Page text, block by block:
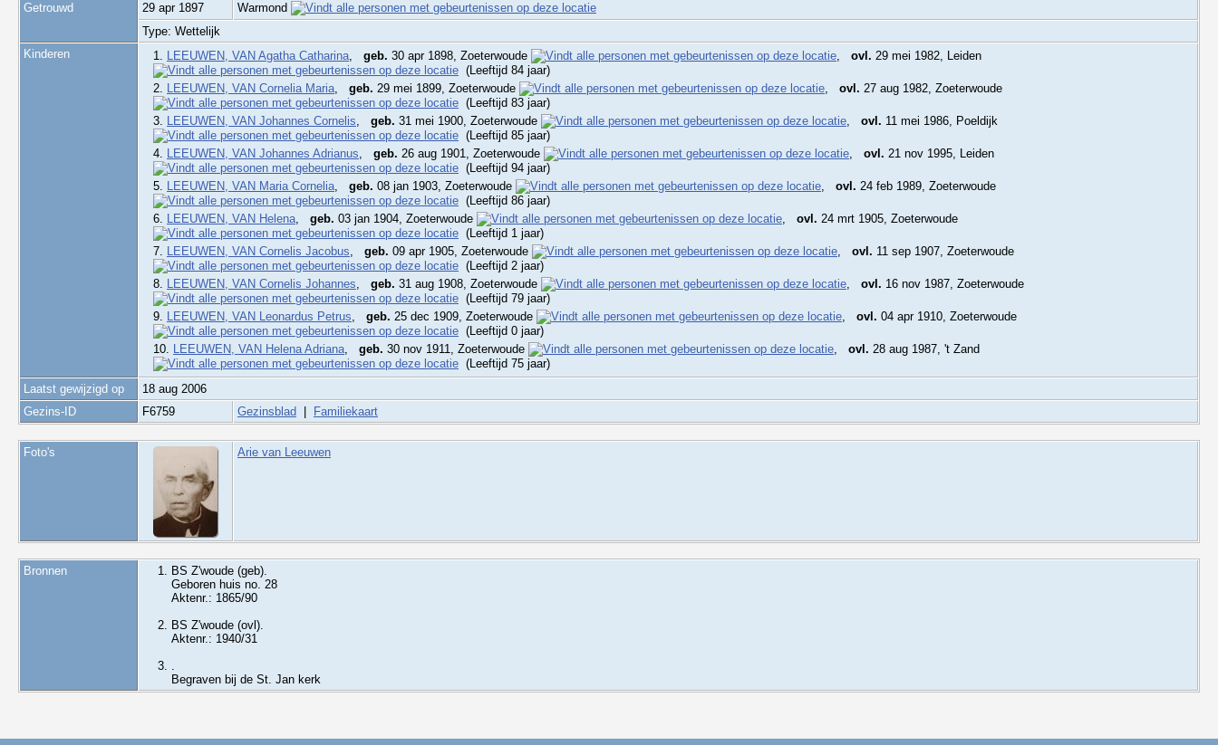
Getrouwd
29 apr 1897
Warmond
Type: Wettelijk
Kinderen
1. LEEUWEN, VAN Agatha Catharina, geb. 30 apr 1898, Zoeterwoude , ovl. 29 mei 1982, Leiden
(Leeftijd 84 jaar)
2. LEEUWEN, VAN Cornelia Maria, geb. 29 mei 1899, Zoeterwoude , ovl. 27 aug 1982, Zoeterwoude
(Leeftijd 83 jaar)
3. LEEUWEN, VAN Johannes Cornelis, geb. 31 mei 1900, Zoeterwoude , ovl. 11 mei 1986, Poeldijk
(Leeftijd 85 jaar)
4. LEEUWEN, VAN Johannes Adrianus, geb. 26 aug 1901, Zoeterwoude , ovl. 21 nov 1995, Leiden
(Leeftijd 94 jaar)
5. LEEUWEN, VAN Maria Cornelia, geb. 08 jan 1903, Zoeterwoude , ovl. 24 feb 1989, Zoeterwoude
(Leeftijd 86 jaar)
6. LEEUWEN, VAN Helena, geb. 03 jan 1904, Zoeterwoude , ovl. 24 mrt 1905, Zoeterwoude
(Leeftijd 1 jaar)
7. LEEUWEN, VAN Cornelis Jacobus, geb. 09 apr 1905, Zoeterwoude , ovl. 11 sep 1907, Zoeterwoude
(Leeftijd 2 jaar)
8. LEEUWEN, VAN Cornelis Johannes, geb. 31 aug 1908, Zoeterwoude , ovl. 16 nov 1987, Zoeterwoude
(Leeftijd 79 jaar)
9. LEEUWEN, VAN Leonardus Petrus, geb. 25 dec 1909, Zoeterwoude , ovl. 04 apr 1910, Zoeterwoude
(Leeftijd 0 jaar)
10. LEEUWEN, VAN Helena Adriana, geb. 30 nov 1911, Zoeterwoude , ovl. 28 aug 1987, 't Zand
(Leeftijd 75 jaar)
Laatst gewijzigd op
18 aug 2006
Gezins-ID
F6759 Gezinsblad Familiekaart
Foto's Arie van Leeuwen
Bronnen
BS Z'woude (geb).
Geboren huis no. 28
Aktenr.: 1865/90
BS Z'woude (ovl).
Aktenr.: 1940/31
.
Begraven bij de St. Jan kerk